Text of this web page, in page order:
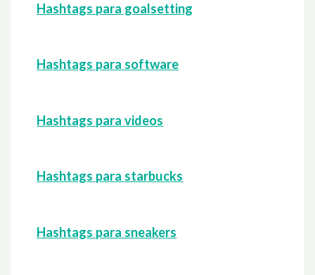
Hashtags para goalsetting
Hashtags para software
Hashtags para videos
Hashtags para starbucks
Hashtags para sneakers